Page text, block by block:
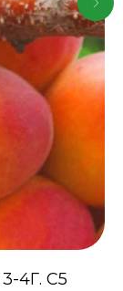
4Г. С5